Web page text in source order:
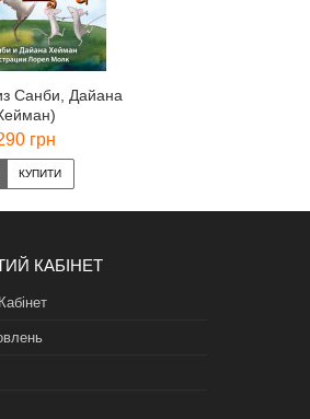
Санби, Дайана
грн
КАБІНЕТ